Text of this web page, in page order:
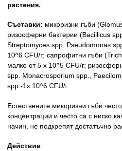
растения.
Съставки: микоризни гъби
ризосферни бактерии (Bacillicus
Streptomyces spp, Pseudomonas
10^6 CFU/г; сапрофитни гъби
малко от 5 х 10^5 CFU/г;
spp. Monacrosporium spp.,
spp.-1х 10^6 CFU/г.
Естествените микоризни гъби
концентрации и често са с ниско
начин, не подкрепят достатъчно
Действие: